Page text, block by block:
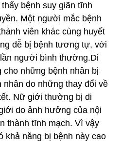
bệnh suy giãn tĩnh
Một người mắc bệnh
viên khác cùng huyết
dễ bị bệnh tương tự, với
người bình thường.Di
cho những bệnh nhân bị
nhân do những thay đổi về
Nữ giới thường bị di
do ảnh hưởng của nội
thành tĩnh mạch. Vì vậy
khả năng bị bệnh này cao